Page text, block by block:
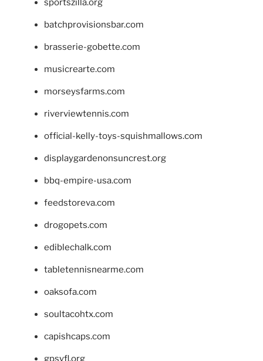
sportszilla.org
batchprovisionsbar.com
brasserie-gobette.com
musicrearte.com
morseysfarms.com
riverviewtennis.com
official-kelly-toys-squishmallows.com
displaygardenonsuncrest.org
bbq-empire-usa.com
feedstoreva.com
drogopets.com
ediblechalk.com
tabletennisnearme.com
oaksofa.com
soultacohtx.com
capishcaps.com
gpsyfl.org